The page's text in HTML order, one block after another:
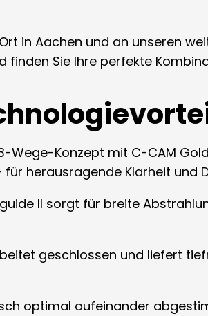
in Aachen und an unseren
finden Sie Ihre perfekte
Wege-Konzept mit C-CAM
für herausragende Klarheit und
II sorgt für breite
geschlossen und liefert
optimal aufeinander